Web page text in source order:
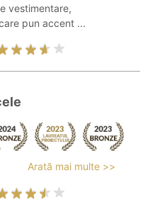
vestimentare,
pun accent ...
Arată mai multe >>